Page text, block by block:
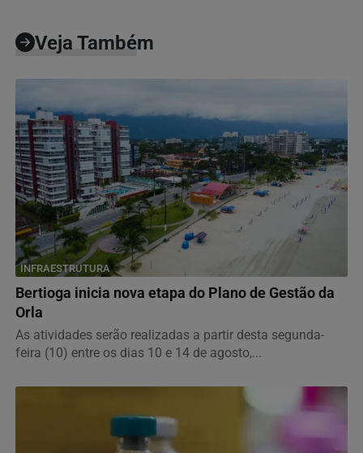
Veja Também
INFRAESTRUTURA
Bertioga inicia nova etapa do Plano de Gestão da
Orla
As atividades serão realizadas a partir desta segunda-
feira (10) entre os dias 10 e 14 de agosto,...